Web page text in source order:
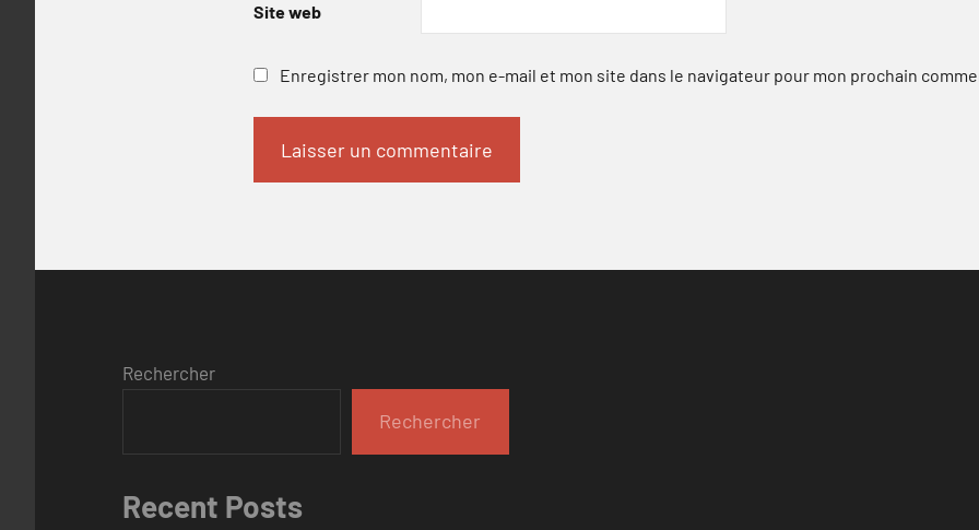
Site web
Enregistrer mon nom, mon e-mail et mon site dans le navigateur pour mon prochain
Rechercher
Rechercher
Recent Posts